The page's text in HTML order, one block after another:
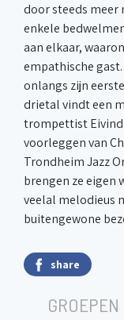
door steeds meer
enkele
aan elkaar,
empathische
onlangs zijn
drietal vindt een
trompettist Eivind
voorleggen van
Trondheim Jazz
brengen ze eigen
veelal melodieus
buitengewone
share
GROEPEN